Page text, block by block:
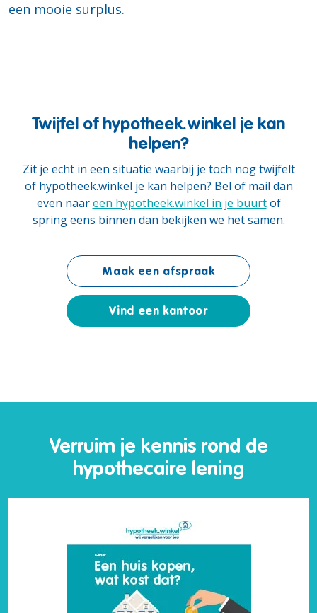
een mooie surplus.
Twijfel of hypotheek.winkel je kan
helpen?
Zit je echt in een situatie waarbij je toch nog twijfelt
of hypotheek.winkel je kan helpen? Bel of mail dan
even naareen hypotheek.winkel in je buurtof
spring eens binnen dan bekijken we het samen.
Maak een afspraak
Vind een kantoor
Verruim je kennis rond de
hypothecaire lening